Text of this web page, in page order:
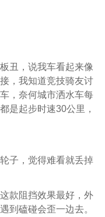
丑，说我车看起来像
，我知道竞技骑友讨
，奈何城市洒水车每
是起步时速30公里，
子，觉得难看就丢掉
款阻挡效果最好，外
到磕碰会歪一边去。